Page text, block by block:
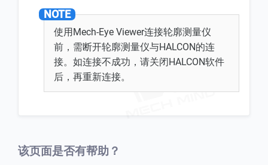
使用Mech-Eye Viewer连接轮廓测量仪
前，需断开轮廓测量仪与HALCON的连
接。如连接不成功，请关闭HALCON软件
后，再重新连接。
该页面是否有帮助？